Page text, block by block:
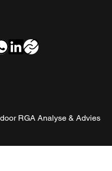
RGA Analyse & Advies